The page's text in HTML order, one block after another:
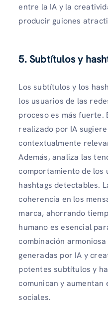
entre la IA y la
producir guiones
5. Subtítulos y
Los subtítulos y los
los usuarios de las
proceso es más fuerte.
realizado por IA
contextualmente
Además, analiza las
comportamiento de los
hashtags detectables.
coherencia en los
marca, ahorrando
humano es esencial
combinación
generadas por IA y
potentes subtítulos y
comunican y aumentan
sociales.